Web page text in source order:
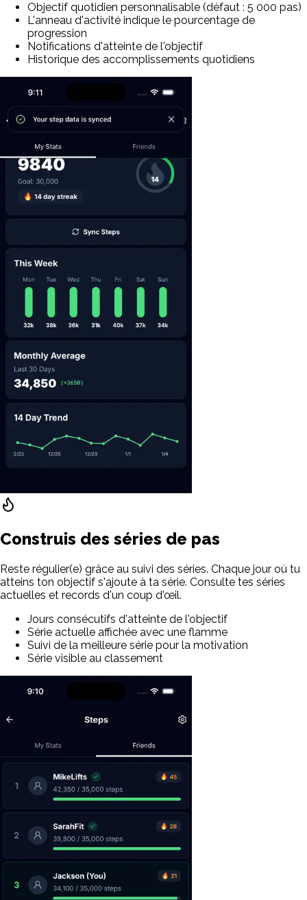
Objectif quotidien personnalisable (défaut : 5 000 pas)
L'anneau d'activité indique le pourcentage de
progression
Notifications d'atteinte de l'objectif
Historique des accomplissements quotidiens
Construis des séries de pas
Reste régulier(e) grâce au suivi des séries. Chaque jour où tu
atteins ton objectif s'ajoute à ta série. Consulte tes séries
actuelles et records d'un coup d'œil.
Jours consécutifs d'atteinte de l'objectif
Série actuelle affichée avec une flamme
Suivi de la meilleure série pour la motivation
Série visible au classement